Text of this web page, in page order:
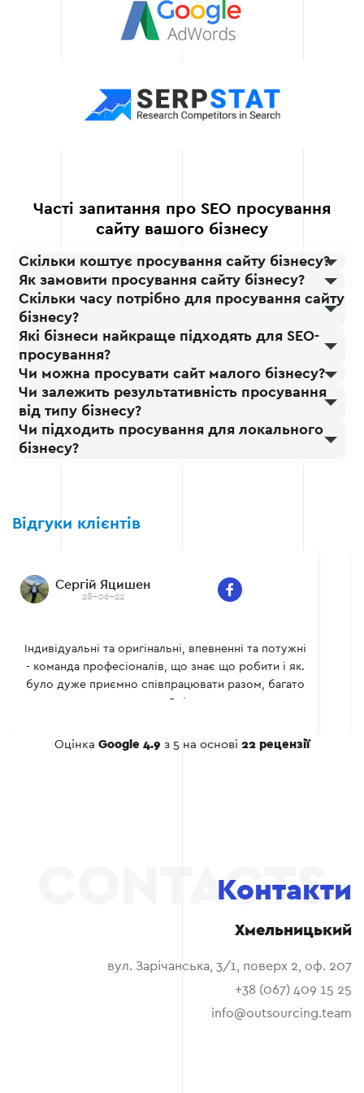
Постійний зв’язок і
вами та вашою командою.
Часті запитання про SEO просування
сайту вашого бізнесу
Скільки коштує просування сайту бізнесу?
Як замовити просування сайту бізнесу?
Скільки часу потрібно для просування сайту
бізнесу?
Які бізнеси найкраще підходять для SEO-
просування?
Чи можна просувати сайт малого бізнесу?
Чи залежить результативність просування
від типу бізнесу?
Чи підходить просування для локального
бізнесу?
Відгуки клієнтів
Сергій Яцишен
28-06-22
Індивідуальні та оригінальні, впевненні та потужні
- команда професіоналів, що знає що робити і як.
було дуже приємно співпрацювати разом, багато
чого сам навчився. Всім рекомендую.
Оцінка Google 4.9 з 5 на основі 22 рецензії
Контакти
Хмельницький
вул. Зарічанська, 3/1, поверх 2, оф. 207
+38 (067) 409 15 25
info@outsourcing.team